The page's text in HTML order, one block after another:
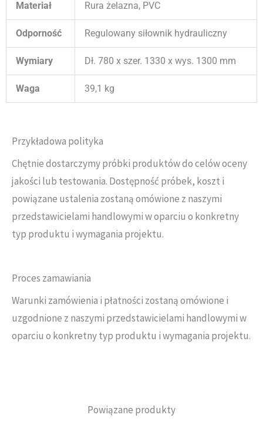
Materiał Rura żelazna, PVC
Odporność Regulowany siłownik hydrauliczny
Wymiary Dł. 780 x szer. 1330 x wys. 1300 mm
Waga 39,1 kg
Przykładowa polityka
Chętnie dostarczymy próbki produktów do celów oceny
jakości lub testowania. Dostępność próbek, koszt i
powiązane ustalenia zostaną omówione z naszymi
przedstawicielami handlowymi w oparciu o konkretny
typ produktu i wymagania projektu.
Proces zamawiania
Warunki zamówienia i płatności zostaną omówione i
uzgodnione z naszymi przedstawicielami handlowymi w
oparciu o konkretny typ produktu i wymagania projektu.
Powiązane produkty